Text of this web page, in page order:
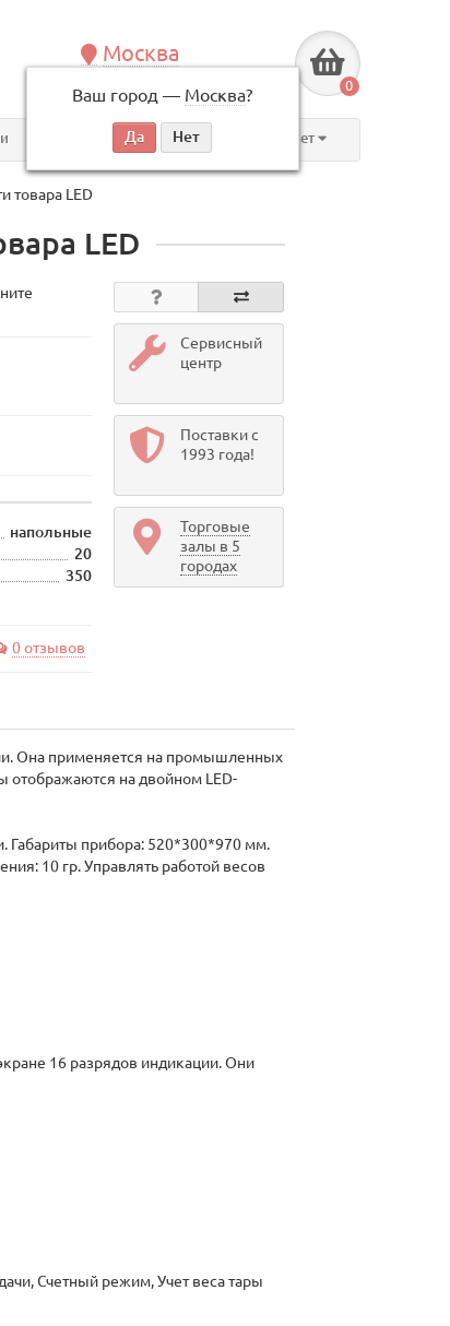
Москва
Ваш город — Москва?
по будням, с 09:00 до 18:00
0
Контакты Личный кабинет
товара LED
LED
напольные
20
350
0 отзывов
Сервисный
центр
Поставки с
1993 года!
Торговые
залы в 5
городах
Она применяется на промышленных
отображаются на двойном LED-
Габариты прибора: 520*300*970 мм.
10 гр. Управлять работой весов
16 разрядов индикации. Они
Счетный режим, Учет веса тары